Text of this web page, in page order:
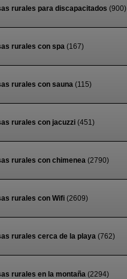
rurales para discapacitados (900)
rurales con spa (167)
rurales con sauna (115)
rurales con jacuzzi (451)
rurales con chimenea (2790)
rurales con Wifi (2609)
rurales cerca de la playa (762)
rurales en la montaña (2294)